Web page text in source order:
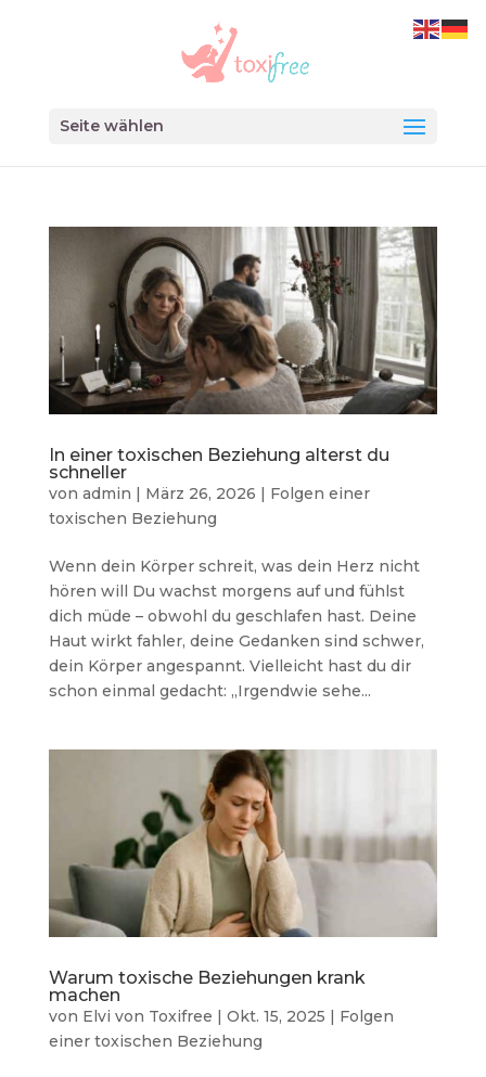
Seite wählen
In einer toxischen Beziehung alterst du
schneller
von admin | März 26, 2026 | Folgen einer
toxischen Beziehung
Wenn dein Körper schreit, was dein Herz nicht
hören will Du wachst morgens auf und fühlst
dich müde – obwohl du geschlafen hast. Deine
Haut wirkt fahler, deine Gedanken sind schwer,
dein Körper angespannt. Vielleicht hast du dir
schon einmal gedacht: „Irgendwie sehe...
Warum toxische Beziehungen krank
machen
von Elvi von Toxifree Okt. 15, 2025
Folgen
einer toxischen Beziehung